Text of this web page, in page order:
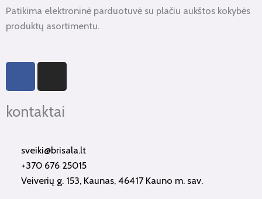
Patikima elektroninė parduotuvė su plačiu aukštos kokybės
produktų asortimentu.
e
o
k
-
t
r
a
m
kontaktai
sveiki@brisala.lt
+370 676 25015
Veiverių g. 153, Kaunas, 46417 Kauno m. sav.